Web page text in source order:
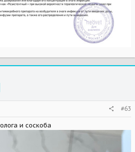
#63
и соскоба